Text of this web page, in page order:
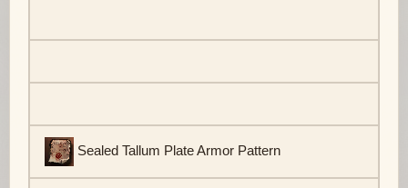
Sealed Tallum Plate Armor Pattern